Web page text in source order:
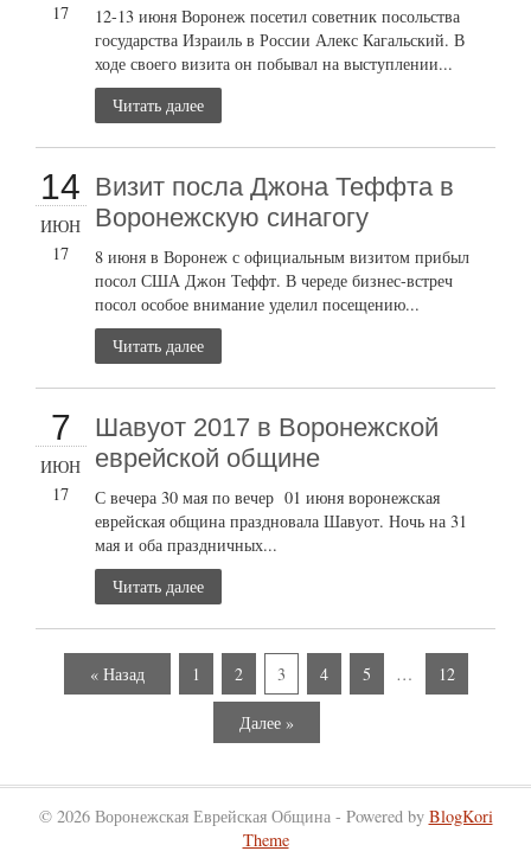
17
12-13 июня Воронеж посетил советник посольства
государства Израиль в России Алекс Кагальский. В
ходе своего визита он побывал на выступлении...
Читать далее
14
ИЮН
17
Визит посла Джона Теффта в
Воронежскую синагогу
8 июня в Воронеж с официальным визитом прибыл
посол США Джон Теффт. В череде бизнес-встреч
посол особое внимание уделил посещению...
Читать далее
7
ИЮН
17
Шавуот 2017 в Воронежской
еврейской общине
С вечера 30 мая по вечер 01 июня воронежская
еврейская община праздновала Шавуот. Ночь на 31
мая и оба праздничных...
Читать далее
« Назад 1 2 3 4 5 … 12
Далее »
© 2026 Воронежская Еврейская Община - Powered by BlogKori
Theme